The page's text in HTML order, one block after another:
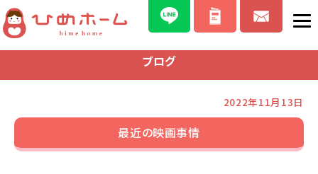
ブログ
2022年11月13日
最近の映画事情